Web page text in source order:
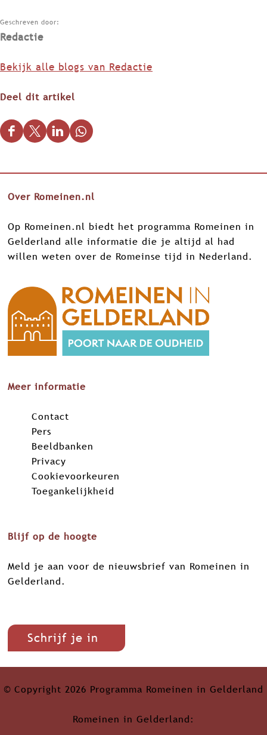
Geschreven door:
Redactie
Bekijk alle blogs van Redactie
Deel dit artikel
D
d
z
e
p
i
n
a
D
d
z
e
p
g
n
a
D
d
z
e
p
g
n
a
i
k
d
I
n
D
d
z
e
p
g
i
n
a
o
h
A
p
Over Romeinen.nl
Op Romeinen.nl biedt het programma Romeinen in
Gelderland alle informatie die je altijd al had
willen weten over de Romeinse tijd in Nederland.
Meer informatie
Contact
Pers
Beeldbanken
Privacy
Cookievoorkeuren
Toegankelijkheid
Blijf op de hoogte
Meld je aan voor de nieuwsbrief van Romeinen in
Gelderland.
Schrijf je in
© Copyright 2026 Programma Romeinen in Gelderland
Romeinen in Gelderland: